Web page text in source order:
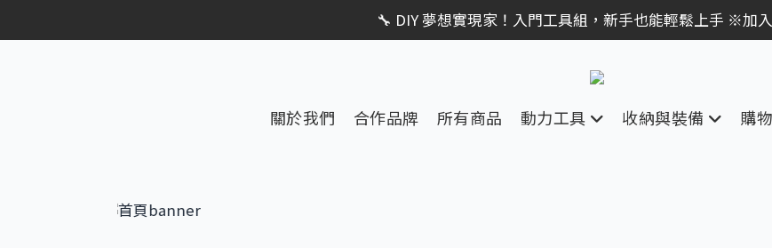
限時活動｜全館消費滿 NT$599 即享免運費，工具補貨趁現在！立
🔧 DIY 夢想實現家！入門工具組，新手也能輕鬆上手 ※加
關於我們 合作品牌 所有商品 動力工具 收納與裝備 購